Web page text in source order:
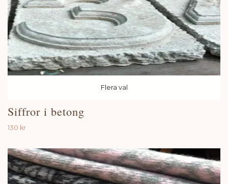
Flera val
Siffror i betong
130 kr